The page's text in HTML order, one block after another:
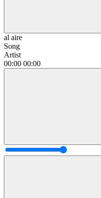
al aire
Song
Artist
00:00 00:00